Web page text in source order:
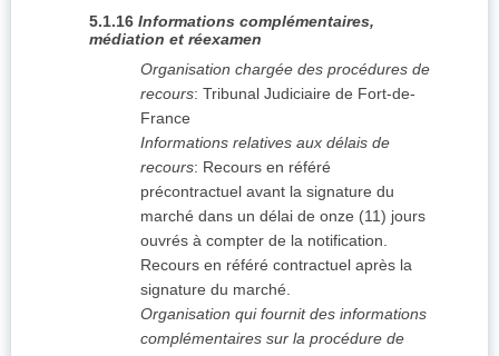
5.1.16 Informations complémentaires,
médiation et réexamen
Organisation chargée des procédures de
recours: Tribunal Judiciaire de Fort-de-
France
Informations relatives aux délais de
recours: Recours en référé
précontractuel avant la signature du
marché dans un délai de onze (11) jours
ouvrés à compter de la notification.
Recours en référé contractuel après la
signature du marché.
Organisation qui fournit des informations
complémentaires sur la procédure de